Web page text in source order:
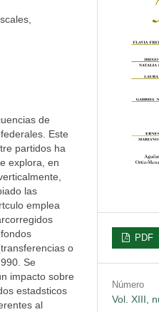
de
Este
partidos ha
explora, en
las
emplea
o
Se
impacto sobre
estadsticos
al
PDF
Número
Vol. XIII,